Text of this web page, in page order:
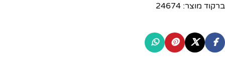
ברקוד מוצר: 24674